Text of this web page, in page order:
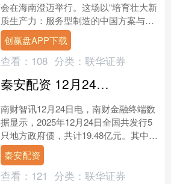
会在海南澄迈举行。这场以“培育壮大新
质生产力：服务型制造的中国方案与全
球合作”为主题的大会，与海南自贸港建
设封关运行的关....
创赢盘APP下载
查看： 108 分类： 联华证券
秦安配资 12月24日全国共发行5只地方政府债,共计19.48亿元
南财智讯12月24日电，南财金融终端数
据显示，2025年12月24日全国共发行5
只地方政府债，共计19.48亿元。其中，
政府一般专项债发行0只，共0.0亿元；
地....
秦安配资
查看： 121 分类： 联华证券